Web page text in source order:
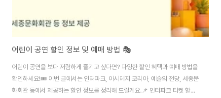
어린이 공연 할인 정보 및 예매 방법 🎭
어린이 공연을 보다 저렴하게 즐기고 싶다면? 다양한 할인 혜택과 예매 방법을
확인하세요!🎟️ 이번 글에서는 인터파크, 아시테지 코리아, 예술의 전당, 세종문
화회관 등에서 제공하는 할인 정보를 정리해 드릴게요.📌 인터파크 티켓 할인